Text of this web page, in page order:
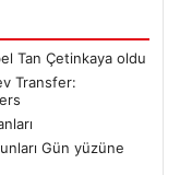
Tan Çetinkaya oldu
Transfer:
Gün yüzüne